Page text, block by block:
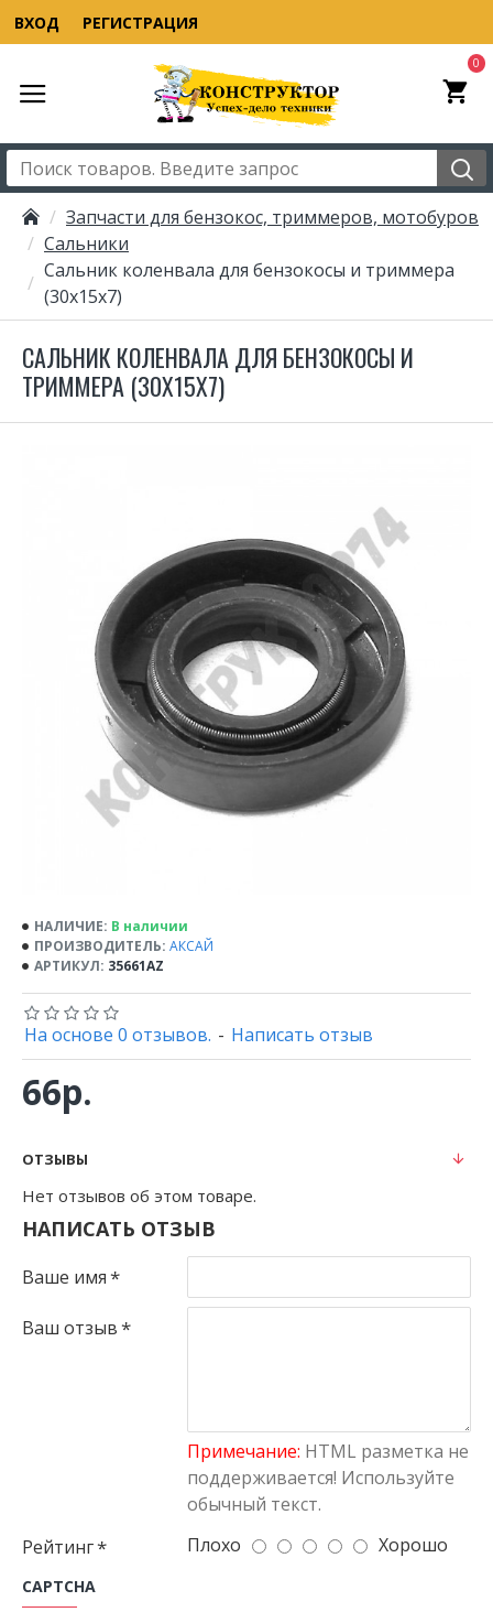
ВХОД РЕГИСТРАЦИЯ
0
Запчасти для бензокос, триммеров, мотобуров
Сальники
Сальник коленвала для бензокосы и триммера
(30х15х7)
САЛЬНИК КОЛЕНВАЛА ДЛЯ БЕНЗОКОСЫ И
ТРИММЕРА (30Х15Х7)
НАЛИЧИЕ: В наличии
ПРОИЗВОДИТЕЛЬ: АКСАЙ
АРТИКУЛ: 35661AZ
На основе 0 отзывов. - Написать отзыв
66р.
ОТЗЫВЫ
Нет отзывов об этом товаре.
НАПИСАТЬ ОТЗЫВ
Ваше имя
Ваш отзыв
Примечание: HTML разметка не
поддерживается! Используйте
обычный текст.
Рейтинг
Плохо Хорошо
CAPTCHA